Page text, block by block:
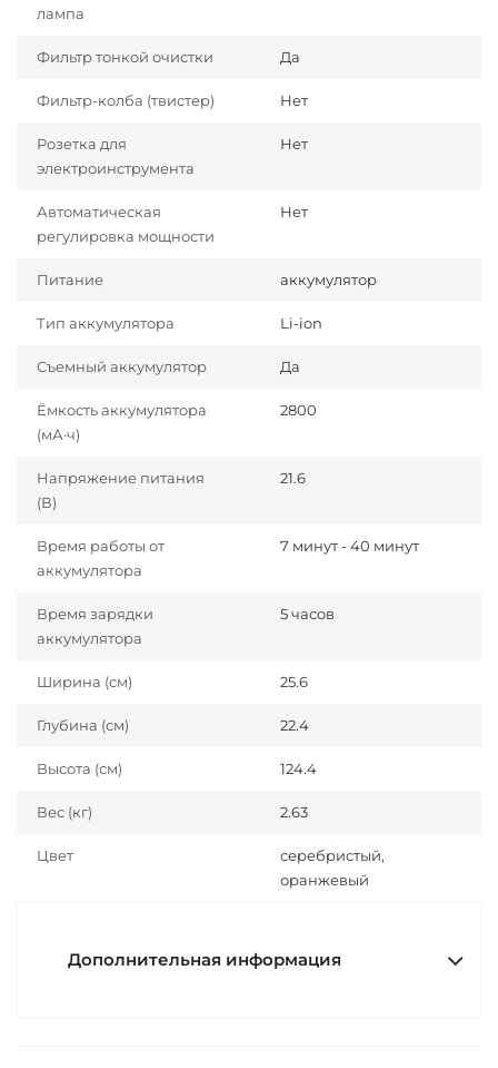
лампа
Фильтр тонкой очистки Да
Фильтр-колба (твистер) Нет
Розетка для
электроинструмента
Нет
Автоматическая
регулировка мощности
Нет
Питание аккумулятор
Тип аккумулятора Li-ion
Съемный аккумулятор Да
Ёмкость аккумулятора
(мА·ч)
2800
Напряжение питания
(В)
21.6
Время работы от
аккумулятора
7 минут - 40 минут
Время зарядки
аккумулятора
5 часов
Ширина (см) 25.6
Глубина (см) 22.4
Высота (см) 124.4
Вес (кг) 2.63
Цвет
серебристый,
оранжевый
Дополнительная информация